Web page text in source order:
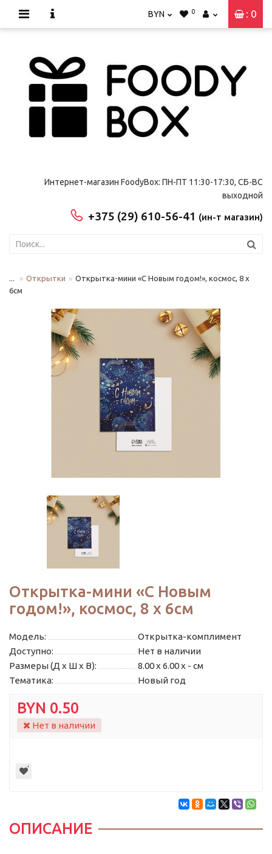
: 0
BYN 0
Интернет-магазин FoodyBox: ПН-ПТ 11:30-17:30, СБ-ВС
выходной
+375 (29) 610-56-41 (ин-т магазин)
... Открытки
Открытка-мини «С Новым годом!», космос, 8 х
6см
Открытка-мини «С Новым
годом!», космос, 8 х 6см
Модель:
Открытка-комплимент
Доступно:
Нет в наличии
Размеры (Д x Ш x В):
8.00 x 6.00 x - см
Тематика:
Новый год
BYN 0.50
Нет в наличии
ОПИСАНИЕ